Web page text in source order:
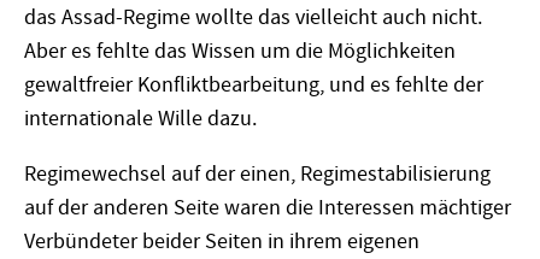
das Assad-Regime wollte das vielleicht auch nicht.
Aber es fehlte das Wissen um die Möglichkeiten
gewaltfreier Konfliktbearbeitung, und es fehlte der
internationale Wille dazu.
Regimewechsel auf der einen, Regimestabilisierung
auf der anderen Seite waren die Interessen mächtiger
Verbündeter beider Seiten in ihrem eigenen